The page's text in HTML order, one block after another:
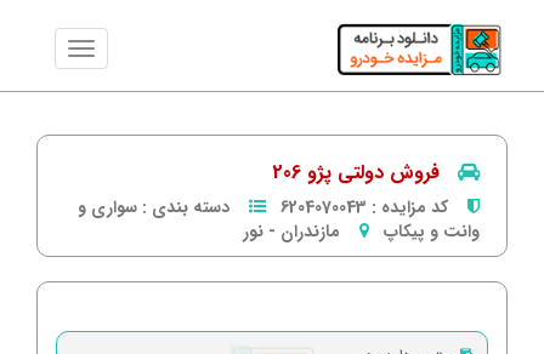
فروش دولتی پژو 206
کد مزایده : 6204070043 دسته بندی : سواری و
وانت و پیکاپ
مازندران - نور